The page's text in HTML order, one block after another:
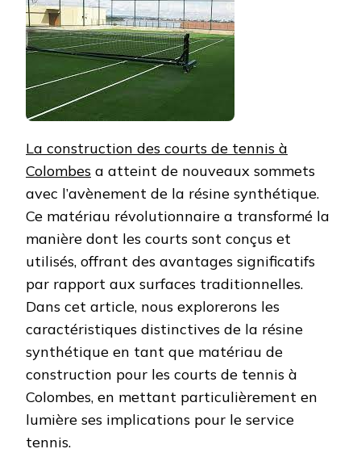
La construction des courts de tennis à
Colombes a atteint de nouveaux sommets
avec l’avènement de la résine synthétique.
Ce matériau révolutionnaire a transformé la
manière dont les courts sont conçus et
utilisés, offrant des avantages significatifs
par rapport aux surfaces traditionnelles.
Dans cet article, nous explorerons les
caractéristiques distinctives de la résine
synthétique en tant que matériau de
construction pour les courts de tennis à
Colombes, en mettant particulièrement en
lumière ses implications pour le service
tennis.